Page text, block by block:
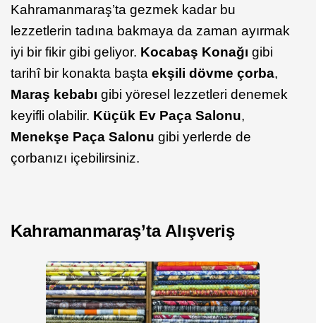
Kahramanmaraş’ta gezmek kadar bu
lezzetlerin tadına bakmaya da zaman ayırmak
iyi bir fikir gibi geliyor. Kocabaş Konağı gibi
tarihî bir konakta başta ekşili dövme çorba,
Maraş kebabı gibi yöresel lezzetleri denemek
keyifli olabilir. Küçük Ev Paça Salonu,
Menekşe Paça Salonu gibi yerlerde de
çorbanızı içebilirsiniz.
Kahramanmaraş’ta Alışveriş